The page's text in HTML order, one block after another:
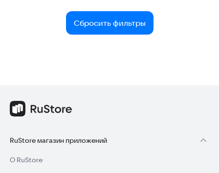
Сбросить фильтры
RuStore магазин приложений
О RuStore